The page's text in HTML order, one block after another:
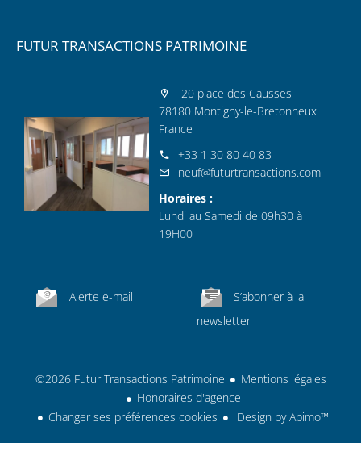
FUTUR TRANSACTIONS PATRIMOINE
20 place des Causses
78180 Montigny-le-Bretonneux
France
+33 1 30 80 40 83
neuf@futurtransactions.com
Horaires :
Lundi au Samedi de 09h30 à
19H00
Alerte e-mail
S’abonner à la
newsletter
©2026 Futur Transactions Patrimoine
Mentions légales
Honoraires d'agence
Changer ses préférences cookies
Design byApimo™